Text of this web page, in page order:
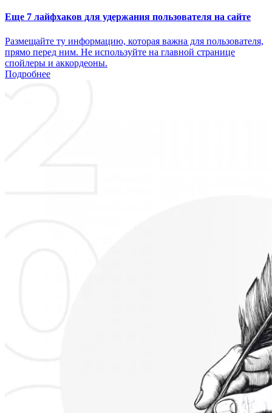
Еще 7 лайфхаков для удержания пользователя на сайте
Размещайте ту информацию, которая важна для пользователя,
прямо перед ним. Не используйте на главной странице
спойлеры и аккордеоны.
Подробнее